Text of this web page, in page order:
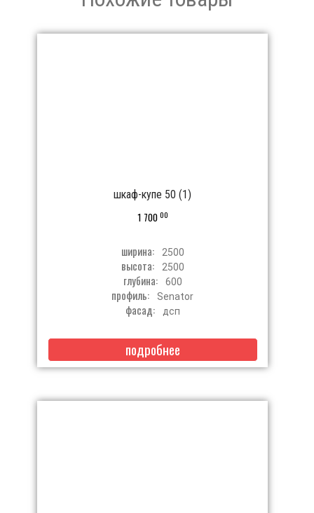
шкаф-купе 50 (1)
1 700 00
ширина: 2500
высота: 2500
глубина: 600
профиль: Senator
фасад: дсп
подробнее